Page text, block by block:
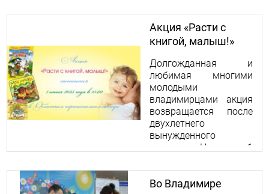
Акция «Расти с
книгой, малыш!»
Долгожданная и
любимая многими
молодыми
владимирцами акция
возвращается после
двухлетнего
вынужденного
перерыва. Нас ждут 1
Областном
перинатальном
Во Владимире